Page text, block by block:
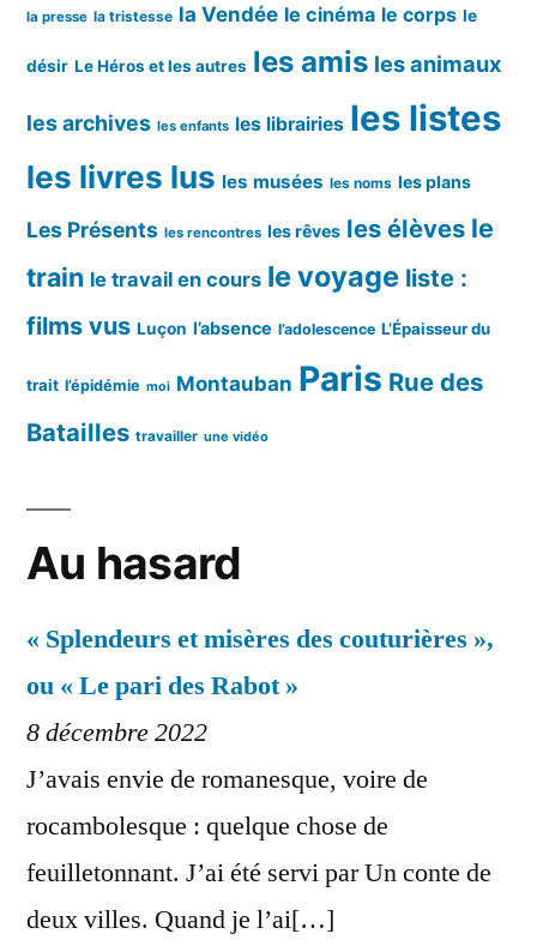
la presse la tristesse la Vendée le cinéma le corps le
désir Le Héros et les autres les amis les animaux
les archives les enfants les librairies les listes
les livres lus les musées les noms les plans
Les Présents les rencontres les rêves les élèves le
train le travail en cours le voyage liste :
films vus Luçon l’absence l’adolescence L’Épaisseur du
trait l’épidémie moi Montauban Paris Rue des
Batailles travailler une vidéo
Au hasard
« Splendeurs et misères des couturières »,
ou « Le pari des Rabot »
8 décembre 2022
J’avais envie de romanesque, voire de
rocambolesque : quelque chose de
feuilletonnant. J’ai été servi par Un conte de
deux villes. Quand je l’ai[…]